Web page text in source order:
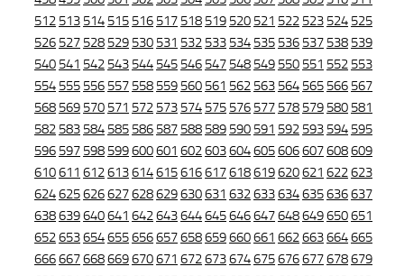
512 513 514 515 516 517 518 519 520 521 522 523 524 525
526 527 528 529 530 531 532 533 534 535 536 537 538 539
540 541 542 543 544 545 546 547 548 549 550 551 552 553
554 555 556 557 558 559 560 561 562 563 564 565 566 567
568 569 570 571 572 573 574 575 576 577 578 579 580 581
582 583 584 585 586 587 588 589 590 591 592 593 594 595
596 597 598 599600601 602603604605606607608609
610611 612613614615616617618619620621 622623
624625626627628629630631 632633634635636637
638639640641 642643644645646647648649650651
652653654655656657658659660661 662663664665
666667668669670671 672673674675676677678679